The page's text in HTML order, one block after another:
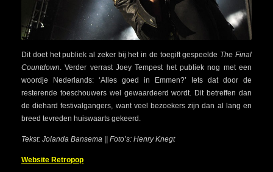
Dit doet het publiek al zeker bij het in de toegift gespeelde The Final
Countdown. Verder verrast Joey Tempest het publiek nog met een
woordje Nederlands: ‘Alles goed in Emmen?’ Iets dat door de
resterende toeschouwers wel gewaardeerd wordt. Dit betreffen dan
de diehard festivalgangers, want veel bezoekers zijn dan al lang en
breed tevreden huiswaarts gekeerd.
Tekst: Jolanda Bansema || Foto’s: Henry Knegt
Website Retropop